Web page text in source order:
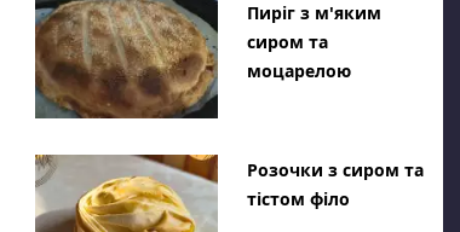
Пиріг з м'яким
сиром та
моцарелою
Розочки з сиром та
тістом філо